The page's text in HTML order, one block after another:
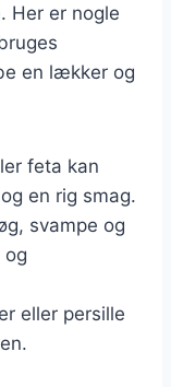
Her er nogle
en lækker og
feta kan
en rig smag.
svampe og
og
eller persille